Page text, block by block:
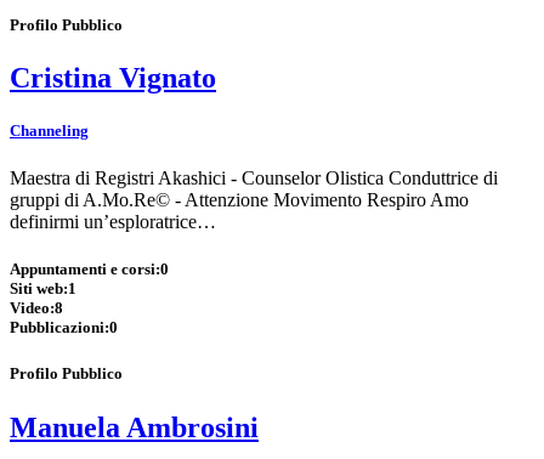
Profilo Pubblico
Cristina Vignato
Channeling
Maestra di Registri Akashici - Counselor Olistica Conduttrice di
gruppi di A.Mo.Re© - Attenzione Movimento Respiro Amo
definirmi un’esploratrice…
Appuntamenti e corsi:0
Siti web:1
Video:8
Pubblicazioni:0
Profilo Pubblico
Manuela Ambrosini